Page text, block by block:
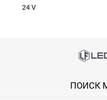
24 V
Вы можете оплатитьПОИСК